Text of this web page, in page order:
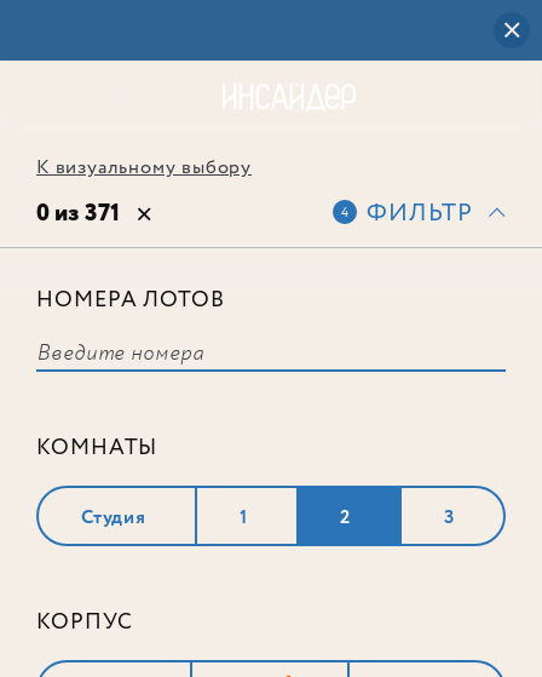
К визуальному выбору
0 из 371 4 ФИЛЬТР
НОМЕРА ЛОТОВ
КОМНАТЫ
Студия 1 2 3
КОРПУС
соответствует ни одного лота